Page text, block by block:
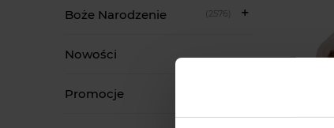
Boże Narodzenie (2576)
Nowości
Promocje